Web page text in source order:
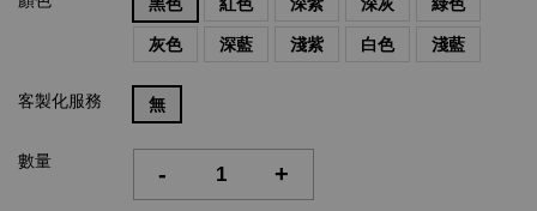
灰色 深藍 淺紫 白色 淺藍
客製化服務 無
數量 - +